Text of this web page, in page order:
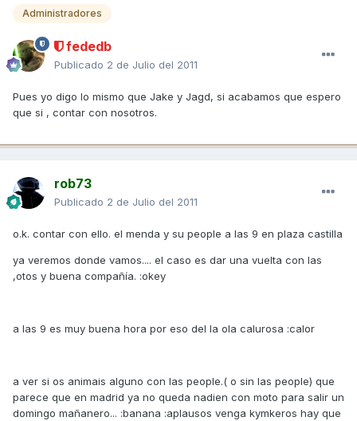
Administradores
fededb
Publicado 2 de Julio del 2011
Pues yo digo lo mismo que Jake y Jagd, si acabamos que espero
que si , contar con nosotros.
rob73
Publicado 2 de Julio del 2011
o.k. contar con ello. el menda y su people a las 9 en plaza castilla
ya veremos donde vamos.... el caso es dar una vuelta con las
,otos y buena compañía. :okey
a las 9 es muy buena hora por eso del la ola calurosa :calor
a ver si os animais alguno con las people.( o sin las people) que
parece que en madrid ya no queda nadien con moto para salir un
domingo mañanero... :banana :aplausos venga kymkeros hay que